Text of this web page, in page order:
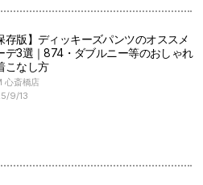
存版】ディッキーズパンツのオススメ
デ3選｜874・ダブルニー等のおしゃれ
こなし方
心斎橋店
9/13